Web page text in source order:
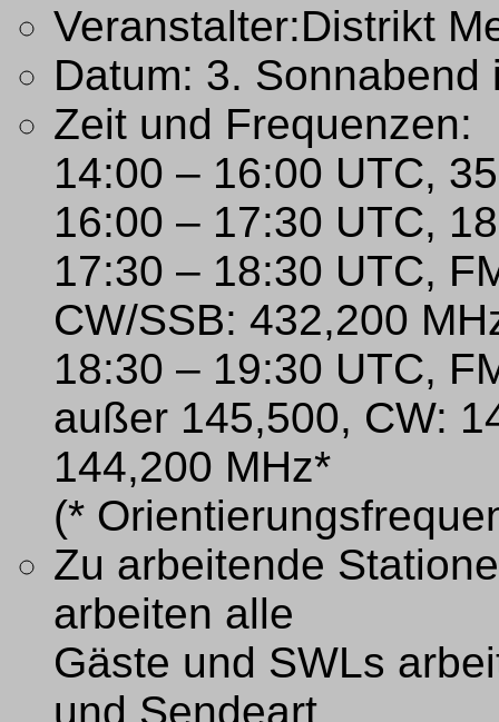
Veranstalter:Distrikt
Datum: 3.
Zeit und Frequenzen:
14:00 – 16:00 UTC,
16:00 – 17:30 UTC,
17:30 – 18:30 UTC,
CW/SSB: 432,200
18:30 – 19:30 UTC,
außer 145,500, CW:
144,200 MHz*
(*
Zu arbeitende
arbeiten alle
Gäste und SWLs
und Sendeart